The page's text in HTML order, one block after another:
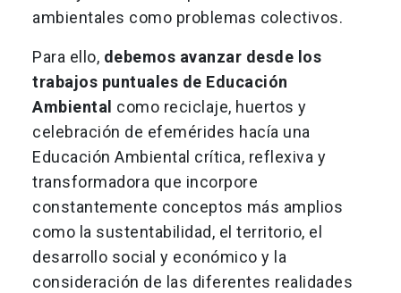
ambientales como problemas colectivos.
Para ello, debemos avanzar desde los
trabajos puntuales de Educación
Ambiental como reciclaje, huertos y
celebración de efemérides hacía una
Educación Ambiental crítica, reflexiva y
transformadora que incorpore
constantemente conceptos más amplios
como la sustentabilidad, el territorio, el
desarrollo social y económico y la
consideración de las diferentes realidades